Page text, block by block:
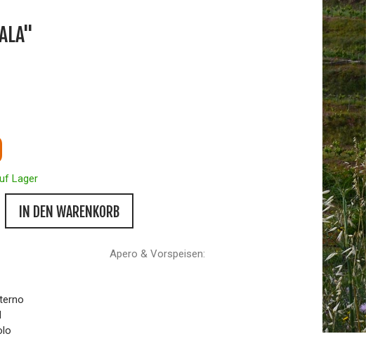
Lager
IN DEN WARENKORB
Apero & Vorspeisen: